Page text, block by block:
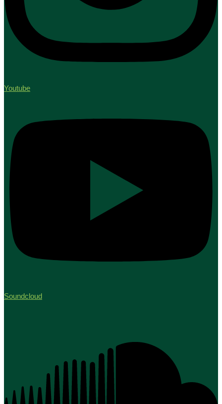
Youtube
Soundcloud